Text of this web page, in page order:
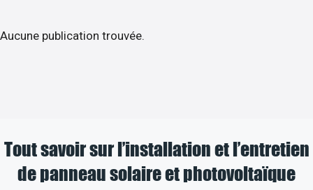
Aucune publication trouvée.
Tout savoir sur l’installation et l’entretien
de panneau solaire et photovoltaïque